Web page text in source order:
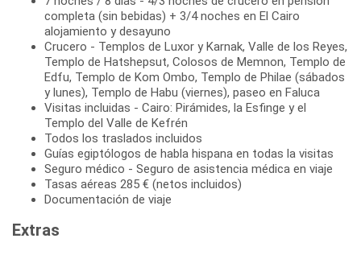
completa (sin bebidas) + 3/4 noches en El Cairo
alojamiento y desayuno
Crucero - Templos de Luxor y Karnak, Valle de los Reyes,
Templo de Hatshepsut, Colosos de Memnon, Templo de
Edfu, Templo de Kom Ombo, Templo de Philae (sábados
y lunes), Templo de Habu (viernes), paseo en Faluca
Visitas incluidas - Cairo: Pirámides, la Esfinge y el
Templo del Valle de Kefrén
Todos los traslados incluidos
Guías egiptólogos de habla hispana en todas la visitas
Seguro médico - Seguro de asistencia médica en viaje
Tasas aéreas 285 € (netos incluidos)
Documentación de viaje
Extras